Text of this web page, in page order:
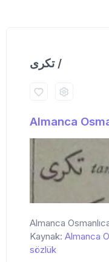
تكری /
Almanca
Almanca
Kaynak: Almanca
sözlük